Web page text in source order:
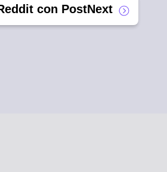
con PostNext